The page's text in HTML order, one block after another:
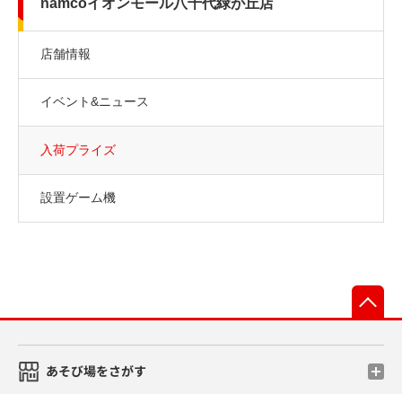
店舗情報
イベント&ニュース
入荷プライズ
設置ゲーム機
あそび場をさがす